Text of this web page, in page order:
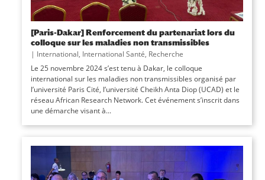
[Paris-Dakar] Renforcement du partenariat lors du
colloque sur les maladies non transmissibles
| International, International Santé, Recherche
Le 25 novembre 2024 s’est tenu à Dakar, le colloque
international sur les maladies non transmissibles organisé par
l’université Paris Cité, l’université Cheikh Anta Diop (UCAD) et le
réseau African Research Network. Cet événement s’inscrit dans
une démarche visant à...